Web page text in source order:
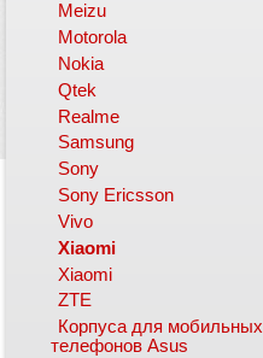
Meizu
Motorola
Nokia
Qtek
Realme
Samsung
Sony
Sony Ericsson
Vivo
Xiaomi
Xiaomi
ZTE
Корпуса для мобильных
телефонов Asus